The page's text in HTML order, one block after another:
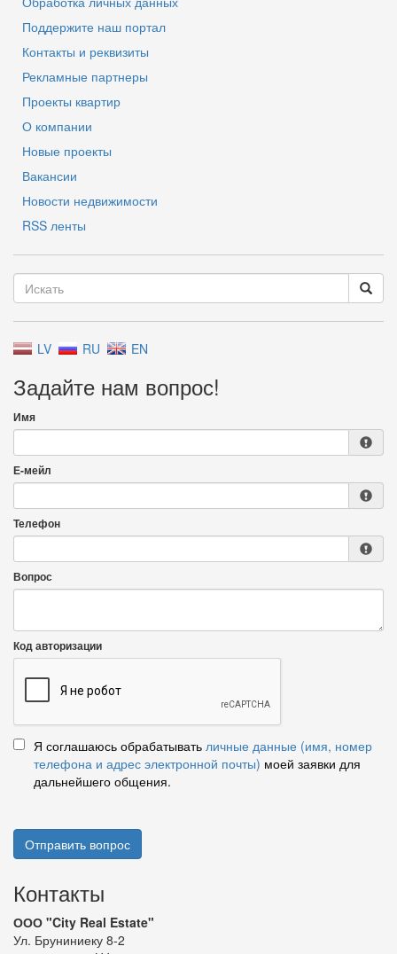
Поддержите наш портал
Контакты и реквизиты
Рекламные партнеры
Проекты квартир
О компании
Новые проекты
Вакансии
Новости недвижимости
RSS ленты
LV RU EN
Задайте нам вопрос!
Имя
Е-мейл
Телефон
Вопрос
Код авторизации
Я соглашаюсь обрабатывать личные данные (имя, номер
телефона и адрес электронной почты) моей заявки для
дальнейшего общения.
Отправить вопрос
Контакты
ООО "City Real Estate"
Ул. Бруниниеку 8-2